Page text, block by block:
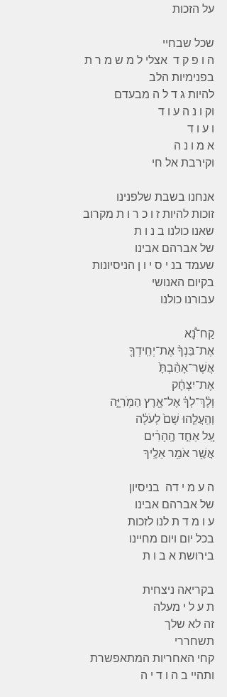
על הזכות
שכל שבחיי
ה ו פ ק ד  אצלי ל מ ש מ ר ת
בפנימיות הלב
להיות ג ד ל ה מבעדם
וק ו נ ה ע ו ד
ו ע ו ד
א מ ו נ ה
וקירבת אל חי
אנחנו בשבת שלפנינו
זוכות להיות ז ו כ ר ו ת מקרוב
שאנו כולנו ב נ ו ת
של אברהם אבינו
שעמד בנ י ס י ו ן הניסיונות
בקיום האנושי
עבורנו כולנו
קַח־נָ֠א
אֶת־בִּנְךָ֨ אֶת־יְחִֽידְךָ֤
אֲשֶׁר־אָהַ֨בְתָּ֙
אֶת־יִצְחָ֔ק
וְלֶ֨ךְ־לְךָ֔ אֶל־אֶ֖רֶץ הַמֹּֽרִיָּ֑ה
וְהַֽעֲלֵ֤הוּ שָׁם֙ לְעֹלָ֔ה
עַ֚ל אַחַ֣ד הֶֽהָרִ֔ים
אֲשֶׁ֖ר אֹמַ֥ר אֵלֶֽיךָ
ה ע מ י דה  בניסיון
של אברהם אבינו
ע ו מ ד ת לנו לזכות
בכל יום ויום מחיינו
בירושת א ב ו ת
בקריאה ניצחית
ת ע ל י מעלה
זה לא שלך
תשחררי
קחי האחריות המתאפשרת
ותהיי ב ה ו ד י ה